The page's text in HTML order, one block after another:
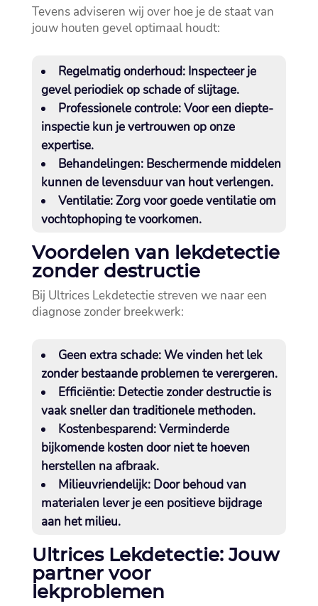
Tevens adviseren wij over hoe je de staat van
jouw houten gevel optimaal houdt:
Regelmatig onderhoud:Inspecteer je
gevel periodiek op schade of slijtage.​
Professionele controle:Voor een diepte-
inspectie kun je vertrouwen op onze
expertise.​
Behandelingen:Beschermende middelen
kunnen de levensduur van hout verlengen.​
Ventilatie:Zorg voor goede ventilatie om
vochtophoping te voorkomen.​
Voordelen van lekdetectie
zonder destructie
Bij Ultrices Lekdetectie streven we naar een
diagnose zonder breekwerk:
Geen extra schade:We vinden het lek
zonder bestaande problemen te verergeren.​
Efficiëntie:Detectie zonder destructie is
vaak sneller dan traditionele methoden.​
Kostenbesparend:Verminderde
bijkomende kosten door niet te hoeven
herstellen na afbraak.​
Milieuvriendelijk:Door behoud van
materialen lever je een positieve bijdrage
aan het milieu.​
Ultrices Lekdetectie: Jouw
partner voor
lekproblemen